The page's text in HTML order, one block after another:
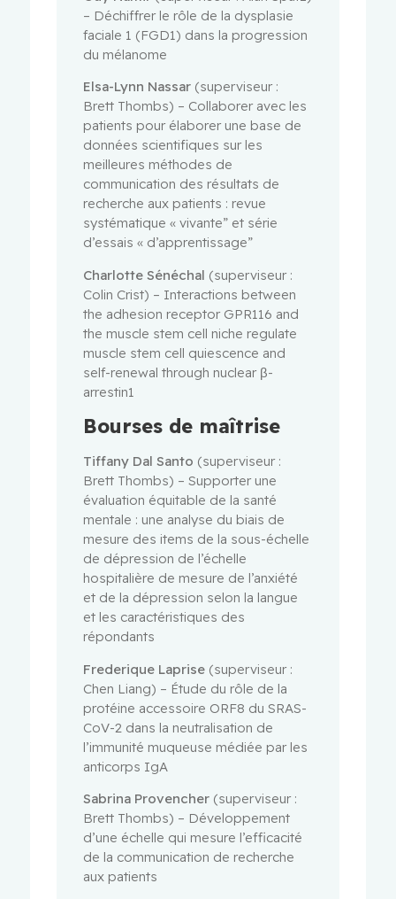
– Déchiffrer le rôle de la dysplasie
faciale 1 (FGD1) dans la progression
du mélanome
Elsa-Lynn Nassar (superviseur :
Brett Thombs) – Collaborer avec les
patients pour élaborer une base de
données scientifiques sur les
meilleures méthodes de
communication des résultats de
recherche aux patients : revue
systématique « vivante” et série
d’essais « d’apprentissage”
Charlotte Sénéchal (superviseur :
Colin Crist) – Interactions between
the adhesion receptor GPR116 and
the muscle stem cell niche regulate
muscle stem cell quiescence and
self-renewal through nuclear β-
arrestin1
Bourses de maîtrise
Tiffany Dal Santo (superviseur :
Brett Thombs) – Supporter une
évaluation équitable de la santé
mentale : une analyse du biais de
mesure des items de la sous-échelle
de dépression de l’échelle
hospitalière de mesure de l’anxiété
et de la dépression selon la langue
et les caractéristiques des
répondants
Frederique Laprise (superviseur :
Chen Liang) – Étude du rôle de la
protéine accessoire ORF8 du SRAS-
CoV-2 dans la neutralisation de
l’immunité muqueuse médiée par les
anticorps IgA
Sabrina Provencher (superviseur :
Brett Thombs) – Développement
d’une échelle qui mesure l’efficacité
de la communication de recherche
aux patients